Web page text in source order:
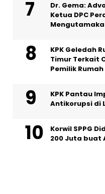
Dr. Gema:
Ketua DPC
KPK Geledah
Timur Terkait
Pemilik
KPK Pantau
Antikorupsi di
Korwil SPPG
200 Juta buat